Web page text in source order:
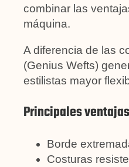
combinar las
máquina.
A diferencia de las
(Genius Wefts)
estilistas mayor
Principales ventajas
Borde
Costuras